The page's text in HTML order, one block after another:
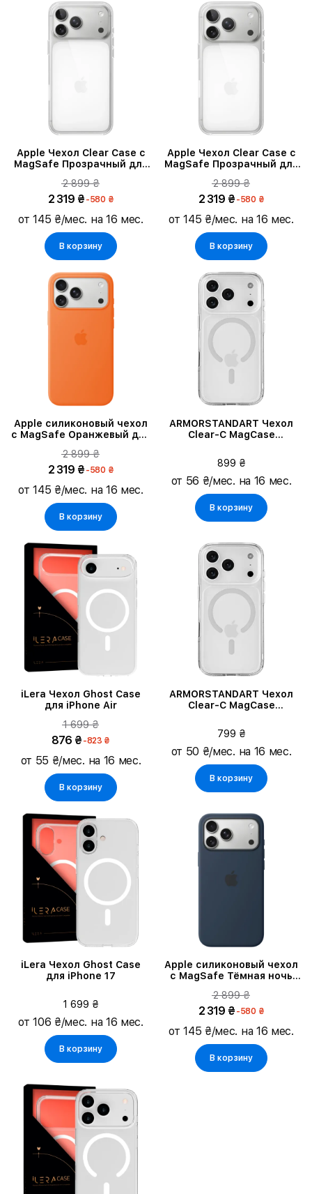
Apple Чехол Clear Case с
MagSafe Прозрачный для
2 899 ₴
2 319 ₴ -580 ₴
от 145 ₴/мес. на 16 мес.
В корзину
Apple Чехол Clear Case с
MagSafe Прозрачный для
2 899 ₴
2 319 ₴ -580 ₴
от 145 ₴/мес. на 16 мес.
В корзину
Apple силиконовый чехол
с MagSafe Оранжевый для
2 899 ₴
2 319 ₴ -580 ₴
от 145 ₴/мес. на 16 мес.
В корзину
ARMORSTANDART Чехол
Clear-C MagCase
Pro Max
899 ₴
от 56 ₴/мес. на 16 мес.
В корзину
iLera Чехол Ghost Case
для iPhone Air
1 699 ₴
876 ₴ -823 ₴
от 55 ₴/мес. на 16 мес.
В корзину
ARMORSTANDART Чехол
Clear-C MagCase
Pro
799 ₴
от 50 ₴/мес. на 16 мес.
В корзину
iLera Чехол Ghost Case
для iPhone 17
1 699 ₴
от 106 ₴/мес. на 16 мес.
В корзину
Apple силиконовый чехол
с MagSafe Тёмная ночь
2 899 ₴
2 319 ₴ -580 ₴
от 145 ₴/мес. на 16 мес.
В корзину